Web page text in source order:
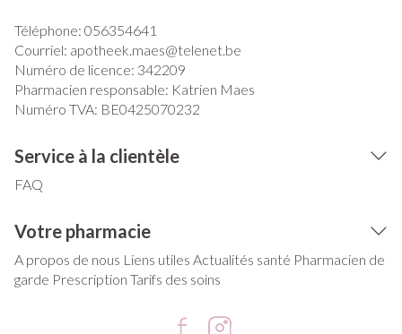
Téléphone: 056354641
Courriel: apotheek.maes@telenet.be
Numéro de licence: 342209
Pharmacien responsable: Katrien Maes
Numéro TVA: BE0425070232
Service à la clientèle
FAQ
Votre pharmacie
A propos de nous Liens utiles Actualités santé Pharmacien de
garde Prescription Tarifs des soins